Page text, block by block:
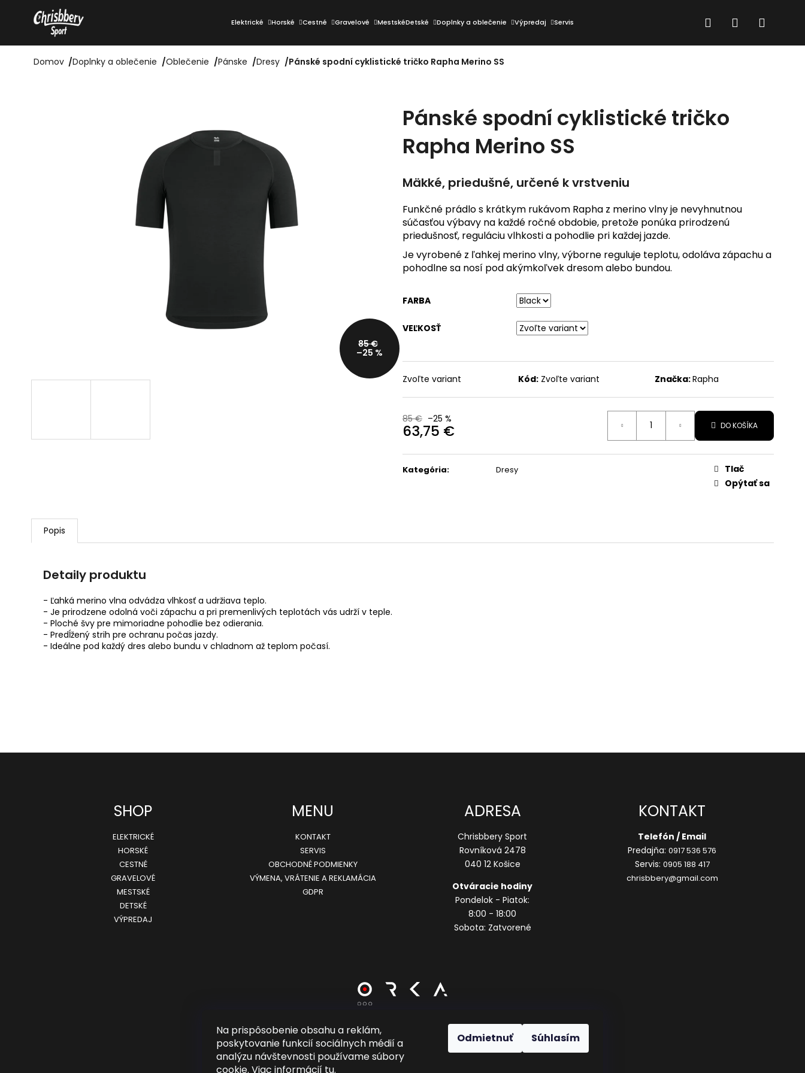
Na prispôsobenie obsahu a reklám,
poskytovanie funkcií sociálnych médií a
analýzu návštevnosti používame súbory
cookie. Viac informácií tu.
Odmietnuť Súhlasím
Elektrické Horské Cestné Gravelové MestskéDetské Doplnky a oblečenie Výpredaj Servis HľadaťPrihlásenie
Domov /Doplnky a oblečenie /Oblečenie /Pánske /Dresy /Pánské spodní cyklistické tričko Rapha Merino SS
Pánské spodní cyklistické tričko
Rapha Merino SS
Mäkké, priedušné, určené k vrstveniu
Funkčné prádlo s krátkym rukávom Rapha z merino vlny je nevyhnutnou
súčasťou výbavy na každé ročné obdobie, pretože ponúka prirodzenú
priedušnosť, reguláciu vlhkosti a pohodlie pri každej jazde.
Je vyrobené z ľahkej merino vlny, výborne reguluje teplotu, odoláva zápachu a
pohodlne sa nosí pod akýmkoľvek dresom alebo bundou.
FARBA
VEĽKOSŤ
Zvoľte variant Kód: Zvoľte variant Značka:Rapha
85 € –25 %
63,75 €
cena:
DO KOŠÍKA
Kategória: Dresy
Tlač
Opýtať sa
85 €
–25 %
Popis
Detaily produktu
- Ľahká merino vlna odvádza vlhkosť a udržiava teplo.
- Je prirodzene odolná voči zápachu a pri premenlivých teplotách vás udrží v teple.
- Ploché švy pre mimoriadne pohodlie bez odierania.
- Predĺžený strih pre ochranu počas jazdy.
- Ideálne pod každý dres alebo bundu v chladnom až teplom počasí.
š
Späť
obchodu
Späť
obchodu
Čo potrebujete nájsť?
HĽADAŤ
Nasledujúce
OMOTÁVKA GEL CORK
Pôvodne:
4 998 €
Pôvodne:7 499 €
OKULIARE RUDY
ASH/MULTILASER
SHOP
ELEKTRICKÉ
HORSKÉ
CESTNÉ
GRAVELOVÉ
MESTSKÉ
DETSKÉ
VÝPREDAJ
MENU
KONTAKT
SERVIS
OBCHODNÉ PODMIENKY
VÝMENA, VRÁTENIE A REKLAMÁCIA
GDPR
ADRESA
Chrisbbery Sport
Rovníková 2478
040 12 Košice
Otváracie hodiny
Pondelok - Piatok:
8:00 - 18:00
Sobota: Zatvorené
KONTAKT
Telefón / Email
Predajňa: 0917 536 576
Servis: 0905 188 417
chrisbbery@gmail.com
Vytvoril Shoptet
Copyright 2026